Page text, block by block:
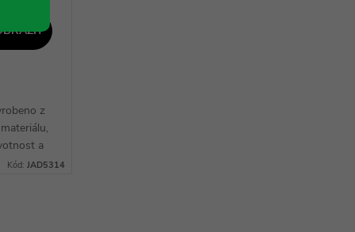
z
a
S
Kód: JAD5314